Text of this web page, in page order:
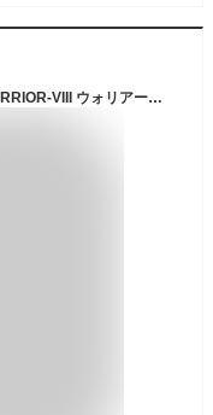
サングラス 夜間 運転 夜にかける 薄い色 WARRIOR-VIII ウォリアーエイト WA8-0121 CSK 対向車 ライト 眩しい 対策 スワンズ SWANS